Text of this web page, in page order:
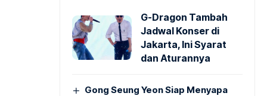
G-Dragon Tambah
Jadwal Konser di
Jakarta, Ini Syarat
dan Aturannya
Gong Seung Yeon Siap Menyapa